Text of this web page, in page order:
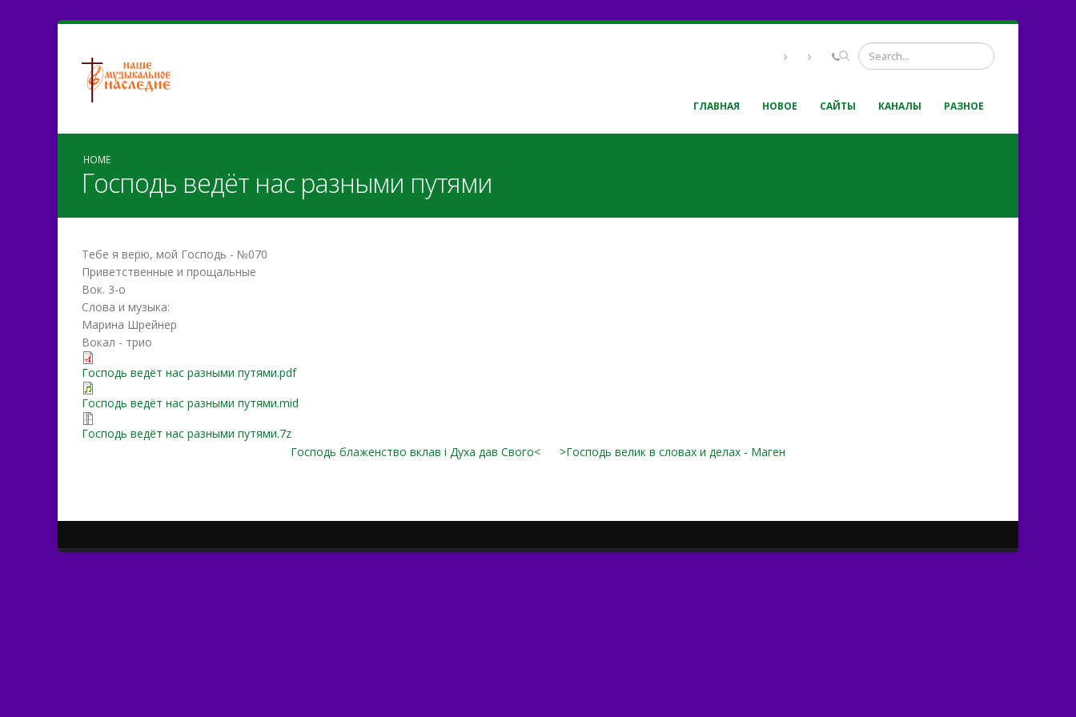
ГЛАВНАЯ НОВОЕ САЙТЫ КАНАЛЫ РАЗНОЕ
HOME
Господь ведёт нас разными путями
Тебе я верю, мой Господь - №070
Приветственные и прощальные
Вок. 3-о
Слова и музыка:
Марина Шрейнер
Вокал - трио
Господь ведёт нас разными путями.pdf
Господь ведёт нас разными путями.mid
Господь ведёт нас разными путями.7z
Господь блаженство вклав і Духа дав Свого<
>Господь велик в словах и делах - Маген